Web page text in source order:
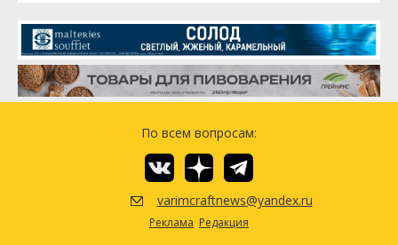
По всем вопросам:
varimcraftnews@yandex.ru
Реклама Редакция